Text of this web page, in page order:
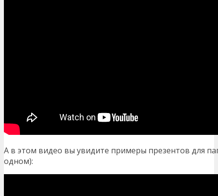
А в этом видео вы увидите примеры презентов для
одном):